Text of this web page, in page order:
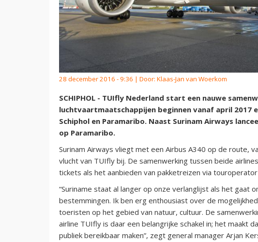
28 december 2016 - 9:36 | Door: Klaas-Jan van Woerkom
SCHIPHOL - TUIfly Nederland start een nauwe
luchtvaartmaatschappijen beginnen vanaf april 2017
Schiphol en Paramaribo. Naast Surinam Airways
op Paramaribo.
Surinam Airways vliegt met een Airbus A340 op de route,
vlucht van TUIfly bij. De samenwerking tussen beide
tickets als het aanbieden van pakketreizen via
“Suriname staat al langer op onze verlanglijst als het gaat
bestemmingen. Ik ben erg enthousiast over de
toeristen op het gebied van natuur, cultuur. De
airline TUIfly is daar een belangrijke schakel in; het maakt
publiek bereikbaar maken”, zegt general manager Arjan